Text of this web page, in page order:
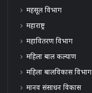
महसूल विभाग
महाराष्ट्र
महावितरण विभाग
महिला बाल कल्याण
महिला बालविकास विभाग
मानव संसाधन विकास